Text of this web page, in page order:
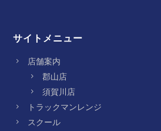
サイトメニュー
店舗案内
郡山店
須賀川店
トラックマンレンジ
スクール